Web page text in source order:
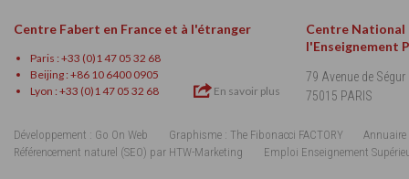
Centre Fabert en France et à l'étranger
Paris : +33 (0)1 47 05 32 68
Beijing : +86 10 6400 0905
Lyon : +33 (0)1 47 05 32 68
En savoir plus
Centre National
l'Enseignement
79 Avenue de Ségur
75015 PARIS
Développement : Go On Web Graphisme : The Fibonacci FACTORY
Annuaire
Référencement naturel (SEO) par HTW-Marketing
Emploi Enseignement